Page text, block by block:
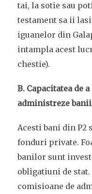
tai, la sotie sau
testament sa ii
iguanelor din
intampla acest
chestie).
B. Capacitatea de
administreze
Acesti bani din
fonduri private.
banilor sunt
obligatiuni de stat.
comisioane de